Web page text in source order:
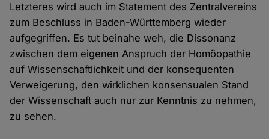
Letzteres wird auch im Statement des Zentralvereins
zum Beschluss in Baden-Württemberg wieder
aufgegriffen. Es tut beinahe weh, die Dissonanz
zwischen dem eigenen Anspruch der Homöopathie
auf Wissenschaftlichkeit und der konsequenten
Verweigerung, den wirklichen konsensualen Stand
der Wissenschaft auch nur zur Kenntnis zu nehmen,
zu sehen.